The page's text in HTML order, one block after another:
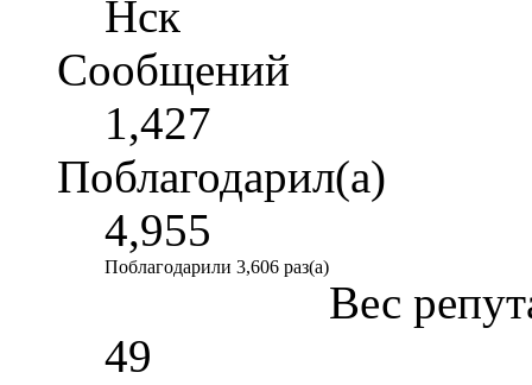
Нск
Сообщений
1,427
Поблагодарил(а)
4,955
Поблагодарили 3,606 раз(а)
Вес
49